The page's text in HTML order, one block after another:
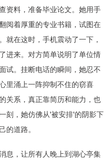
资料，准备毕业论文。她用手
阅着厚重的专业书籍，试图在
就在这时，手机震动了一下，
进来。对方简单说明了单位情
试。挂断电话的瞬间，她忍不
里涌上一阵抑制不住的窃喜
系，真正靠简历和能力，也
刻，她仿佛从'被安排'的阴影下
的道路。
息，让所有人晚上到湖心亭集